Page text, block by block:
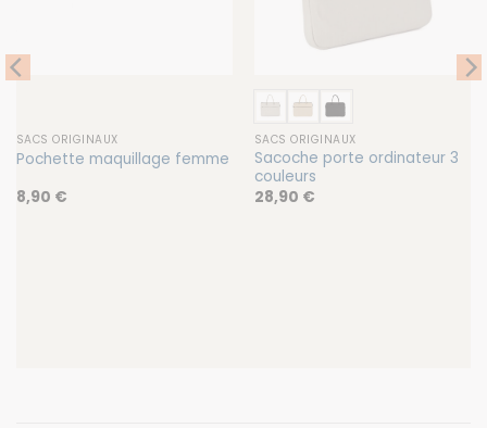
SACS ORIGINAUX
Pochette maquillage femme
8,90 €
SACS ORIGINAUX
Sacoche porte ordinateur 3
couleurs
28,90 €